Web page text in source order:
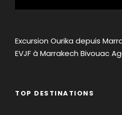
Excursion Ourika depuis
EVJF à Marrakech Bivouac
TOP DESTINATIONS